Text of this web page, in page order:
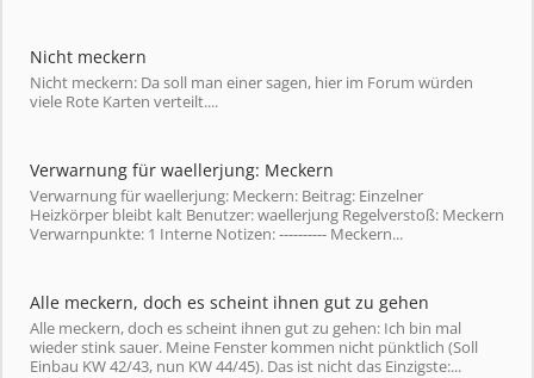
Nicht meckern
Nicht meckern: Da soll man einer sagen, hier im Forum würden
viele Rote Karten verteilt....
Verwarnung für waellerjung: Meckern
Verwarnung für waellerjung: Meckern: Beitrag: Einzelner
Heizkörper bleibt kalt Benutzer: waellerjung Regelverstoß: Meckern
Verwarnpunkte: 1 Interne Notizen: ---------- Meckern...
Alle meckern, doch es scheint ihnen gut zu gehen
Alle meckern, doch es scheint ihnen gut zu gehen: Ich bin mal
wieder stink sauer. Meine Fenster kommen nicht pünktlich (Soll
Einbau KW 42/43, nun KW 44/45). Das ist nicht das Einzigste:...